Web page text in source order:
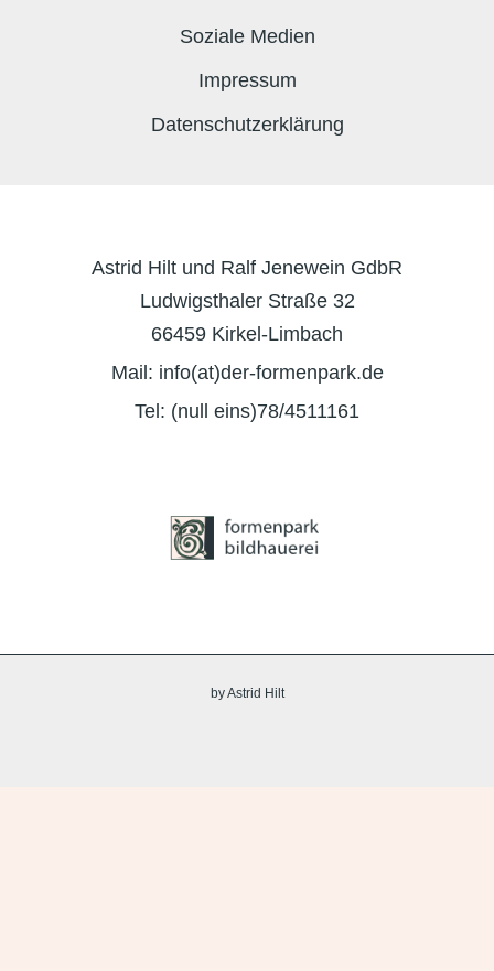
Soziale Medien
Impressum
Datenschutzerklärung
Astrid Hilt und Ralf Jenewein GdbR
Ludwigsthaler Straße 32
66459 Kirkel-Limbach
Mail: info(at)der-formenpark.de
Tel: (null eins)78/4511161
by Astrid Hilt